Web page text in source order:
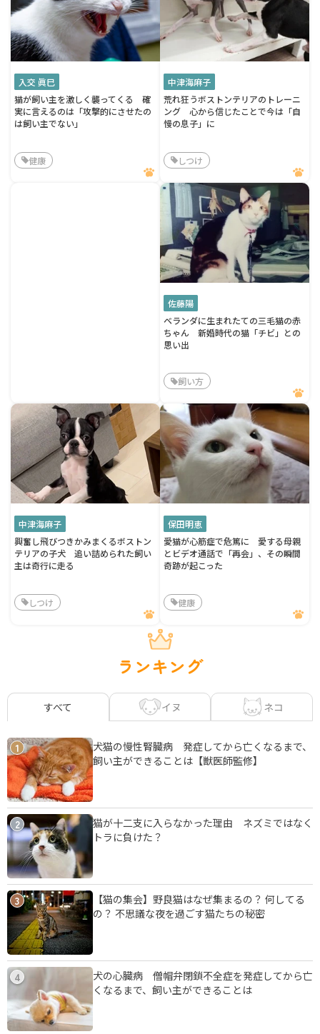
入交 眞巳
猫が飼い主を激しく襲ってくる 確
実に言えるのは「攻撃的にさせたの
は飼い主でない」
健康
中津海麻子
荒れ狂うボストンテリアのトレーニ
ング 心から信じたことで今は「自
慢の息子」に
しつけ
佐藤陽
ベランダに生まれたての三毛猫の赤
ちゃん 新婚時代の猫「チビ」との
思い出
飼い方
中津海麻子
興奮し飛びつきかみまくるボストン
テリアの子犬 追い詰められた飼い
主は奇行に走る
しつけ
保田明恵
愛猫が心筋症で危篤に 愛する母親
とビデオ通話で「再会」、その瞬間
奇跡が起こった
健康
ランキング
すべて イヌ ネコ
1
犬猫の慢性腎臓病 発症してから亡くなるまで、
飼い主ができることは【獣医師監修】
2
猫が十二支に入らなかった理由 ネズミではなく
トラに負けた？
3
【猫の集会】野良猫はなぜ集まるの？ 何してる
の？ 不思議な夜を過ごす猫たちの秘密
4
犬の心臓病 僧帽弁閉鎖不全症を発症してから亡
くなるまで、飼い主ができることは